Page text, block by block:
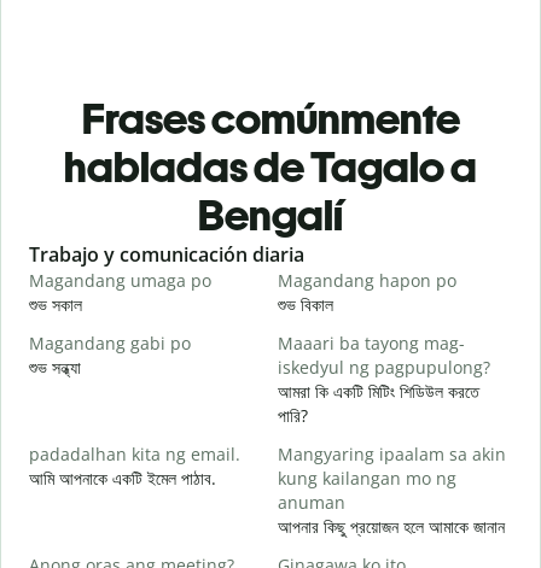
Frases comúnmente
habladas de Tagalo a
Bengalí
Slide 1 of 6
Trabajo y comunicación diaria
Magandang umaga po
শুভ সকাল
Magandang hapon po
শুভ বিকাল
Magandang gabi po
শুভ সন্ধ্যা
Maaari ba tayong mag-
iskedyul ng pagpupulong?
আমরা কি একটি মিটিং শিডিউল করতে
পারি?
padadalhan kita ng email.
আমি আপনাকে একটি ইমেল পাঠাব.
Mangyaring ipaalam sa akin
kung kailangan mo ng
anuman
আপনার কিছু প্রয়োজন হলে আমাকে জানান